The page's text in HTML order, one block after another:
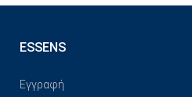
ESSENS
Εγγραφή